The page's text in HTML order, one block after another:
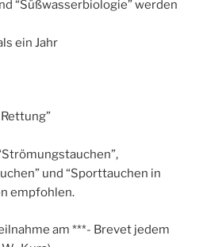
“Süßwasserbiologie” werden
ein Jahr
und “Sporttauchen in
empfohlen.
am ***- Brevet jedem